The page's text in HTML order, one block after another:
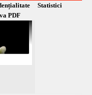
Statistici
PDF